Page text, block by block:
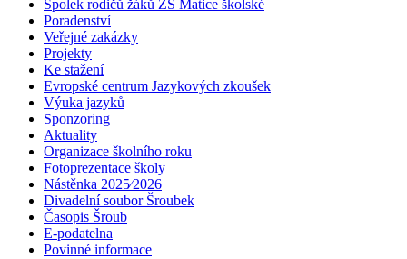
Spolek rodičů žáků ZŠ Matice školské
Poradenství
Veřejné zakázky
Projekty
Ke stažení
Evropské centrum Jazykových zkoušek
Výuka jazyků
Sponzoring
Aktuality
Organizace školního roku
Fotoprezentace školy
Nástěnka 2025⁄2026
Divadelní soubor Šroubek
Časopis Šroub
E-podatelna
Povinné informace